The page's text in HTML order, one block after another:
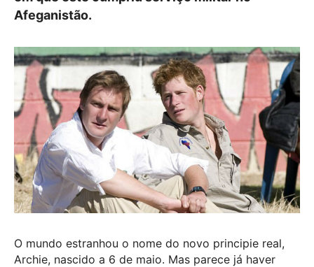
Afeganistão.
O mundo estranhou o nome do novo principie real,
Archie, nascido a 6 de maio. Mas parece já haver